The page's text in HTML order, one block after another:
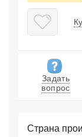
Задать
вопрос
Страна